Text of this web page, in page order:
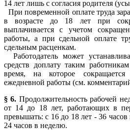
14 лет лишь с согласия родителя
При повременной оплате труда
в возрасте до 18 лет при
выплачивается с учетом
работы, а при сдельной оплате
сдельным расценкам.
Работодатель может
средств доплату таким
время, на которое сокращается
ежедневной работы (см.
§ 6. Продолжительность рабочей
от 14 до 18 лет, работающих в
превышать: с 16 до 18 лет - 36
24 часов в неделю.